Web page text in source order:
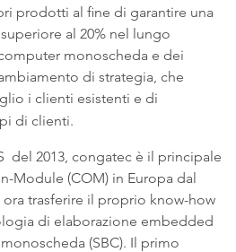
prodotti al fine di garantire una
al 20% nel lungo
monoscheda e dei
di strategia, che
i clienti esistenti e di
di clienti.
del 2013, congatec è il principale
Module (COM) in Europa dal
ora trasferire il proprio know-how
di elaborazione embedded
(SBC). Il primo